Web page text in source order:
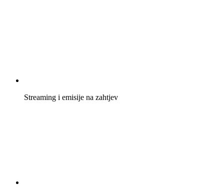
Streaming i emisije na zahtjev